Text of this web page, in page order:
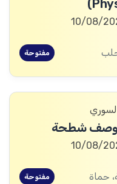
مفتوحة
شطحة
حماة مفتوحة